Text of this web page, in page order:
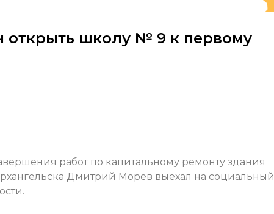
школу № 9 к первому
работ по капитальному ремонту здания
Дмитрий Морев выехал на социальный